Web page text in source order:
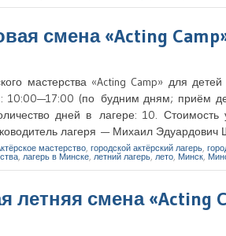
смена «Acting
мастерства «Acting Camp» для
10:00—17:00 (по будним дням; приём
дней в лагере: 10.
лагеря — Михаил Эдуардович
мастерство городской актёрский лагерь
лагерь в Минске летний лагерь, лето Минск
летняя смена «Acting